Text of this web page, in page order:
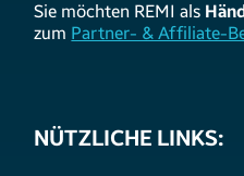
Sie möchten REMI als
zum Partner- & Affiliate-
NÜTZLICHE LINKS: